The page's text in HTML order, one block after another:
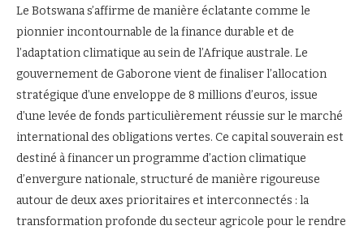
Le Botswana s’affirme de manière éclatante comme le
pionnier incontournable de la finance durable et de
l’adaptation climatique au sein de l’Afrique australe. Le
gouvernement de Gaborone vient de finaliser l’allocation
stratégique d’une enveloppe de 8 millions d’euros, issue
d’une levée de fonds particulièrement réussie sur le marché
international des obligations vertes. Ce capital souverain est
destiné à financer un programme d’action climatique
d’envergure nationale, structuré de manière rigoureuse
autour de deux axes prioritaires et interconnectés : la
transformation profonde du secteur agricole pour le rendre